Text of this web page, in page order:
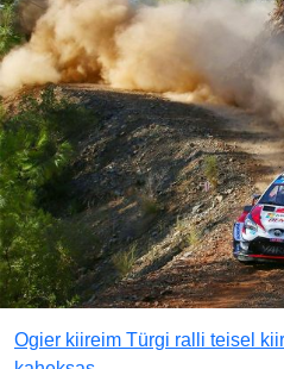
Ogier kiireim Türgi ralli teisel